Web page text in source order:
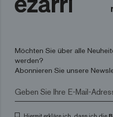
Möchten Sie über alle
werden?
Abonnieren Sie unsere